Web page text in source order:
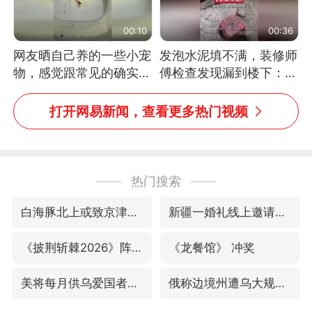
00:10
网友晒自己养的一些小宠
物，感觉跟常见的确实有
些不一样
00:36
发泡水泥填不满，装修师
傅检查发现漏到楼下：出
风口未延伸到外墙
打开网易新闻，查看更多热门视频
热门搜索
白海豚北上或致京津冀暴雨 新疆一婚礼线上邀请引热议
《披荆斩棘2026》阵容官宣 《龙餐馆》 冲奖
美将每月供乌爱国者拦截导弹 俄称边境州遭乌大规模袭击已致13伤